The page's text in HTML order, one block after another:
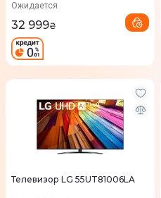
Ожидается
32 999₴
Телевизор LG 55UT81006LA